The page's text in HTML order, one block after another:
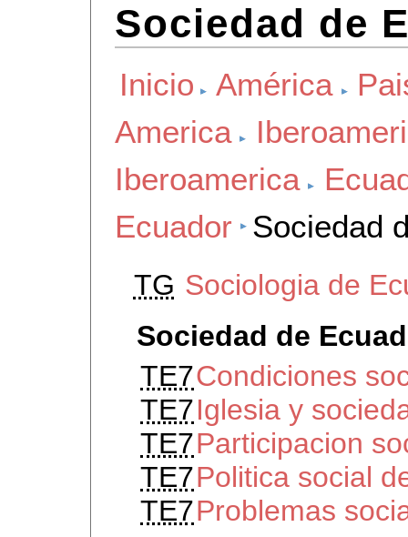
Sociedad de
Inicio América
America
Iberoamerica
Ecuador
Sociedad
TG Sociologia de
Sociedad de
TE7Condiciones
TE7Iglesia y
TE7Participacion
TE7Politica social
TE7Problemas